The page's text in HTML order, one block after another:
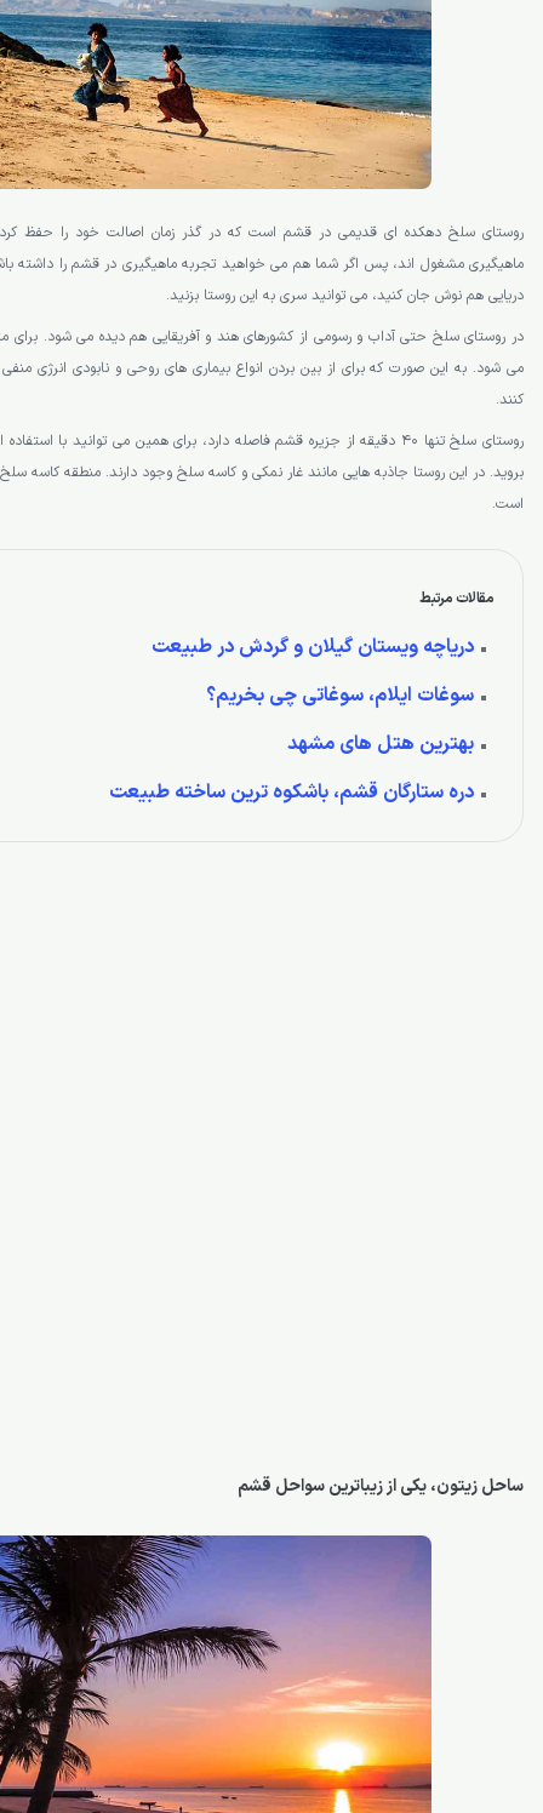
روستای سلخ دهکده ای قدیمی در قشم است که در گذر زمان اصالت خود را حفظ
ماهیگیری مشغول اند، پس اگر شما هم می خواهید تجربه ماهیگیری در قشم را داشته
دریایی هم نوش جان کنید، می توانید سری به این روستا بزنید.
در روستای سلخ حتی آداب و رسومی از کشورهای هند و آفریقایی هم دیده می شود. برای
می شود. به این صورت که برای از بین بردن انواع بیماری های روحی و نابودی انرژی
کنند.
روستای سلخ تنها 40 دقیقه از جزیره قشم فاصله دارد، برای همین می توانید
بروید. در این روستا جاذبه هایی مانند غار نمکی و کاسه سلخ وجود دارند. منطقه کاسه
است.
مقالات مرتبط
دریاچه ویستان گیلان و گردش در طبیعت
سوغات ایلام، سوغاتی چی بخریم؟
بهترین هتل های مشهد
دره ستارگان قشم، باشکوه ترین ساخته طبیعت
ساحل زیتون، یکی از زیباترین سواحل قشم